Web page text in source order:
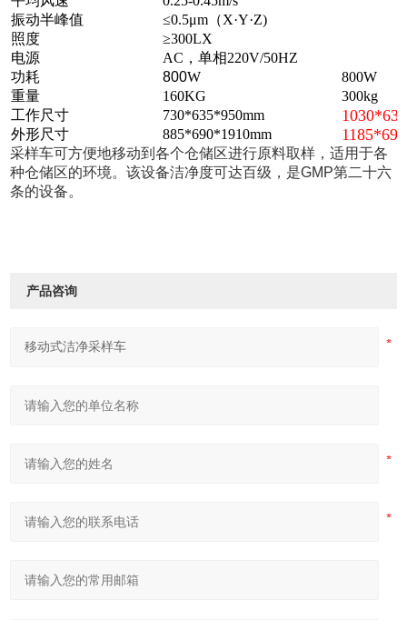
振动半峰值
≤0.5μm（X·Y·Z)
照度
≥300LX
电源
AC，单相220V/50HZ
功耗
800W
800W
重量
160KG
300kg
工作尺寸
730*635*950mm
外形尺寸 885*690*1910mm
采样车可方便地移动到各个仓储区进行原料取样，适用于各
种仓储区的环境。该设备洁净度可达百级，是GMP第二十六
条的设备。
产品咨询